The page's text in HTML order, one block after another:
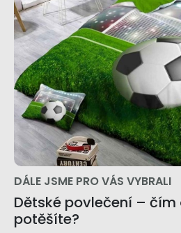
DÁLE JSME PRO VÁS VYBRALI
Dětské povlečení –
potěšíte?